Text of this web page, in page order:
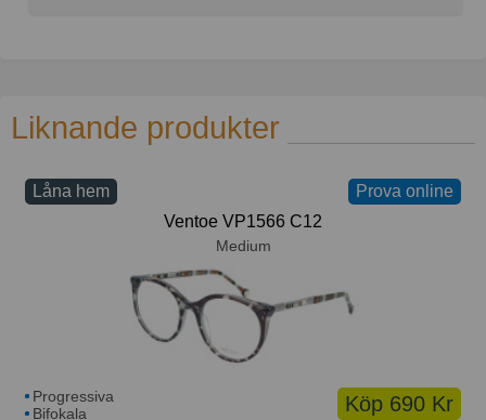
Liknande produkter
Prova online
Låna hem
Ventoe VP1566 C12
Medium
Köp 690 Kr
Progressiva
Bifokala